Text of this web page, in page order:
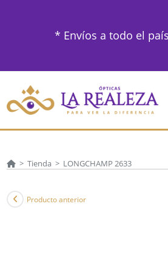
* Envíos a todo el
> Tienda > LONGCHAMP 2633
Producto anterior